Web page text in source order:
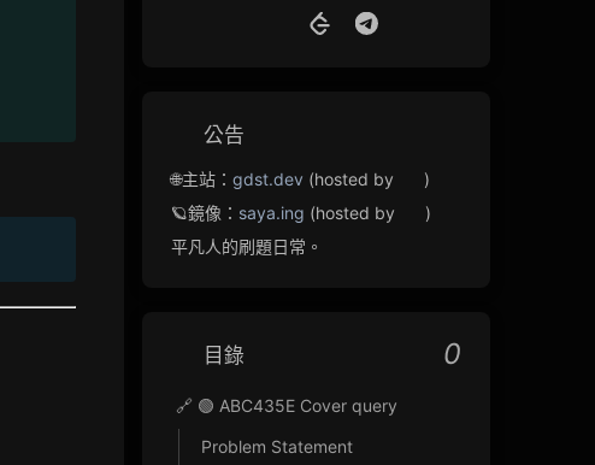
公告
🌐主站： gdst.dev (hosted by
)
🪐鏡像： saya.ing (hosted by
)
平凡人的刷題日常。
目錄 0
🔗 🟢 ABC435E Cover query
Problem Statement